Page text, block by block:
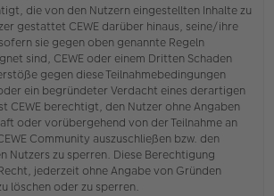
die von den Nutzern eingestellten Inhalte zu
gestattet CEWE darüber hinaus, seine/ihre
sie gegen oben genannte Regeln
sind, CEWE oder einem Dritten Schaden
gegen diese Teilnahmebedingungen
ein begründeter Verdacht eines derartigen
CEWE berechtigt, den Nutzer ohne Angaben
oder vorübergehend von der Teilnahme an
Community auszuschließen bzw. den
Nutzers zu sperren. Diese Berechtigung
jederzeit ohne Angabe von Gründen
löschen oder zu sperren.